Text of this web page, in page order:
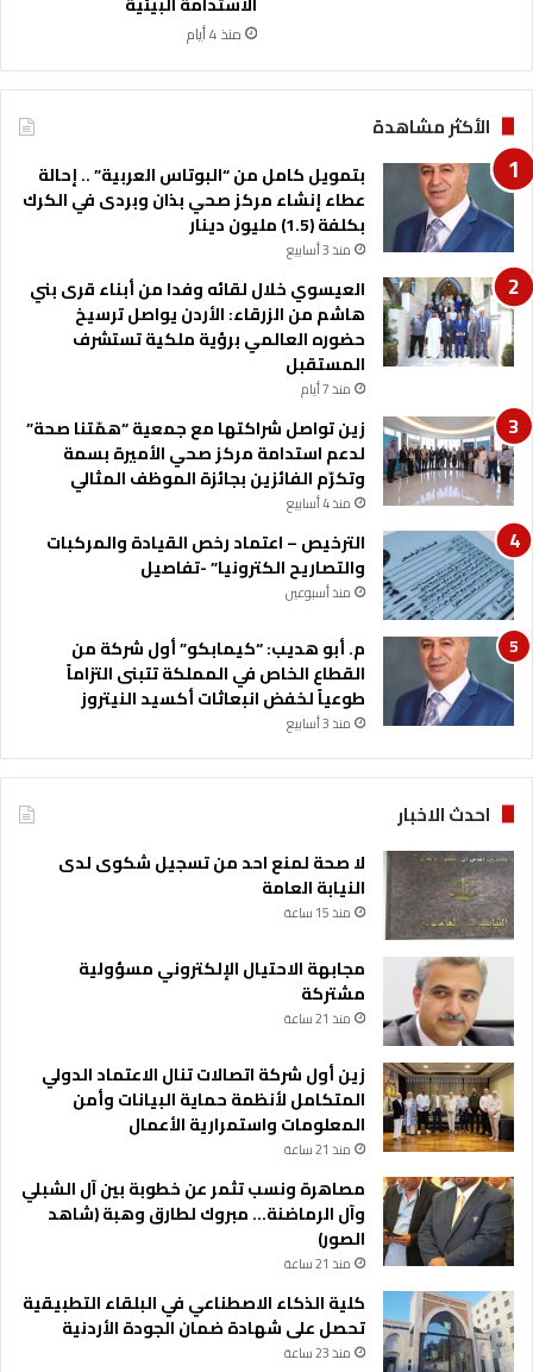
ي
ا
ل
ع
ق
ب
ة
ا
و
س
ي
ا
ا
س
ت
ع
د
ا
ا
ل
ب
ط
و
ل
ة
س
و
ي
س
ا
منذ 4 أيام
الأكثر مشاهدة
بتمويل كامل من “البوتاس العربية” .. إحالة
عطاء إنشاء مركز صحي بذان وبردى في الكرك
بكلفة (1.5) مليون دينار
منذ 3 أسابيع
العيسوي خلال لقائه وفدا من أبناء قرى بني
هاشم من الزرقاء: الأردن يواصل ترسيخ
حضوره العالمي برؤية ملكية تستشرف
المستقبل
منذ 7 أيام
زين تواصل شراكتها مع جمعية “همّتنا صحة”
لدعم استدامة مركز صحي الأميرة بسمة
وتكرّم الفائزين بجائزة الموظف المثالي
منذ 4 أسابيع
الترخيص – اعتماد رخص القيادة والمركبات
والتصاريح الكترونيا” -تفاصيل
منذ أسبوعين
م. أبو هديب: “كيمابكو” أول شركة من
القطاع الخاص في المملكة تتبنى التزاماً
طوعياً لخفض انبعاثات أكسيد النيتروز
منذ 3 أسابيع
احدث الاخبار
لا صحة لمنع احد من تسجيل شكوى لدى
النيابة العامة
منذ 15 ساعة
مجابهة الاحتيال الإلكتروني مسؤولية
مشتركة
منذ 21 ساعة
زين أول شركة اتصالات تنال الاعتماد الدولي
المتكامل لأنظمة حماية البيانات وأمن
المعلومات واستمرارية الأعمال
منذ 21 ساعة
مصاهرة ونسب تثمر عن خطوبة بين آل الشبلي
وآل الرماضنة… مبروك لطارق وهبة (شاهد
الصور)
منذ 21 ساعة
كلية الذكاء الاصطناعي في البلقاء التطبيقية
تحصل على شهادة ضمان الجودة الأردنية
منذ 23 ساعة